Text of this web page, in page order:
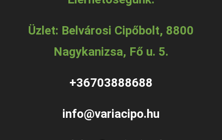
Üzlet: Belvárosi Cipőbolt, 8800
Nagykanizsa, Fő u. 5.
+36703888688
info@variacipo.hu